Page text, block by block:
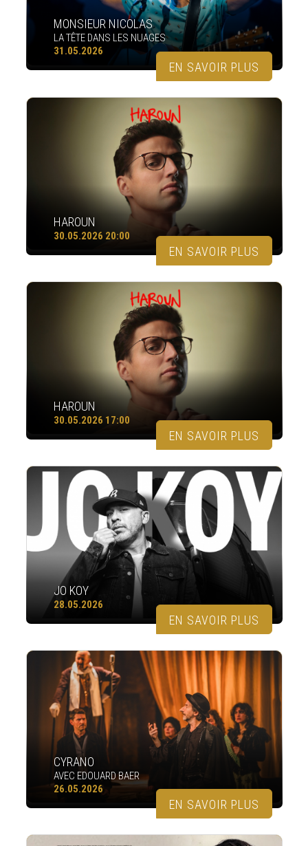
MONSIEUR NICOLAS
LA TÊTE DANS LES NUAGES
31.05.2026
EN SAVOIR PLUS
HAROUN
30.05.2026 20:00
EN SAVOIR PLUS
HAROUN
30.05.2026 17:00
EN SAVOIR PLUS
JO KOY
28.05.2026
EN SAVOIR PLUS
CYRANO
AVEC EDOUARD BAER
26.05.2026
EN SAVOIR PLUS